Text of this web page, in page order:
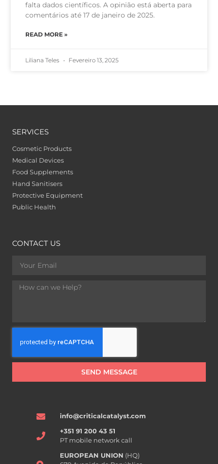
falta dados científicos. A opinião está aberta para
comentários até 17 de janeiro de 2025.
READ MORE »
Liliana Teles Fevereiro 13, 2025
SERVICES
Cosmetic Products
Medical Devices
Food Supplements
Hand Sanitisers
Protective Equipment
Public Health
CONTACT US
SEND MESSAGE
info@criticalcatalyst.com
+351 91 200 43 51
PT mobile network call
EUROPEAN UNION (HQ)